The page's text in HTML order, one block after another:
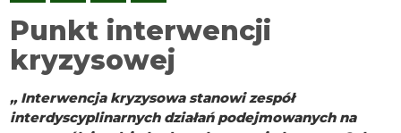
Rodzinie
w
Żywcu
listy
Punkt interwencji
kryzysowej
,, Interwencja kryzysowa stanowi zespół
interdyscyplinarnych działań podejmowanych na